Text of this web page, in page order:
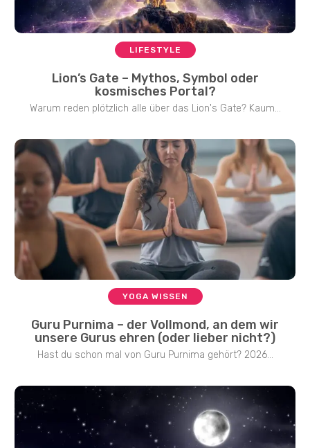
LIFESTYLE
Lion’s Gate – Mythos, Symbol oder
kosmisches Portal?
Warum reden plötzlich alle über das Lion's Gate? Kaum...
YOGA WISSEN
Guru Purnima – der Vollmond, an dem wir
unsere Gurus ehren (oder lieber nicht?)
Hast du schon mal von Guru Purnima gehört? 2026...